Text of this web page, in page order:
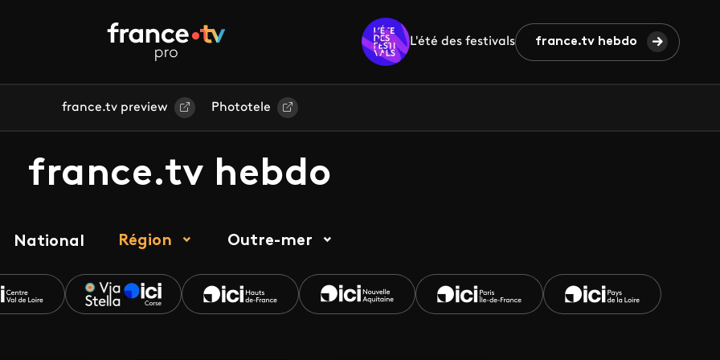
L'été des festivals france.tv hebdo
france.tv preview Phototele
france.tv hebdo
National Région Outre-mer